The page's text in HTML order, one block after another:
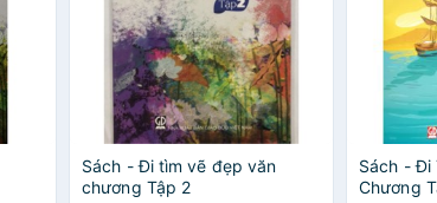
Sách - Đi tìm vẽ đẹp văn
chương Tập 2
Sách - Đi
Chương